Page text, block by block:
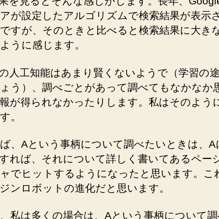
て
い
る
検
エ
ン
ロ
ッ
ト
へ
が設定したアルゴリズムで検索結果が表示
すが、そのときと比べると検索結果に大き
うに感じます。
人工知能はあまり賢くないようで（学習の
う）、調べごとがあって調べてもなかなか
が得られなかったりします。私はそのよう
。
、Aという事柄について調べたいときは、A
れば、それについて詳しく書いてあるペー
でヒットするようになったと思います。こ
ンロボットの進化だと思います。
私は多くの場合は、Aという事柄について